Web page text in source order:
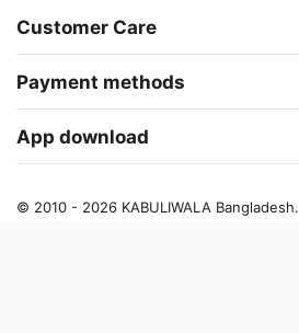
Customer Care
Payment methods
App download
© 2010 - 2026 KABULIWALA Bangladesh.